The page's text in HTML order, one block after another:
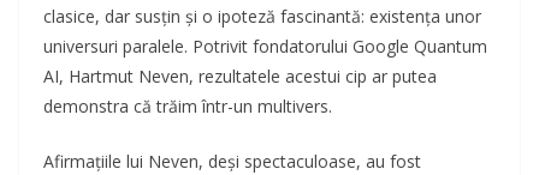
clasice, dar susțin și o ipoteză fascinantă: existența unor
universuri paralele. Potrivit fondatorului Google Quantum
AI, Hartmut Neven, rezultatele acestui cip ar putea
demonstra că trăim într-un multivers.
Afirmațiile lui Neven, deși spectaculoase, au fost